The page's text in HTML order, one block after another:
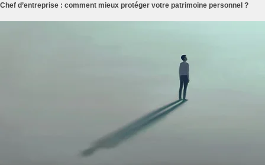
Chef d’entreprise : comment mieux protéger votre patrimoine personnel ?